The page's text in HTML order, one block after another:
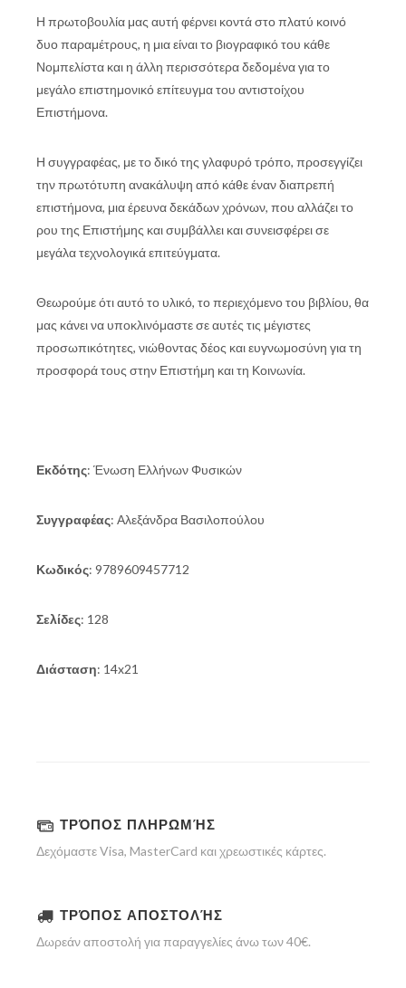
Η πρωτοβουλία μας αυτή φέρνει κοντά στο πλατύ κοινό
δυο παραμέτρους, η μια είναι το βιογραφικό του κάθε
Νομπελίστα και η άλλη περισσότερα δεδομένα για το
μεγάλο επιστημονικό επίτευγμα του αντιστοίχου
Επιστήμονα.
Η συγγραφέας, με το δικό της γλαφυρό τρόπο, προσεγγίζει
την πρωτότυπη ανακάλυψη από κάθε έναν διαπρεπή
επιστήμονα, μια έρευνα δεκάδων χρόνων, που αλλάζει το
ρου της Επιστήμης και συμβάλλει και συνεισφέρει σε
μεγάλα τεχνολογικά επιτεύγματα.
Θεωρούμε ότι αυτό το υλικό, το περιεχόμενο του βιβλίου, θα
μας κάνει να υποκλινόμαστε σε αυτές τις μέγιστες
προσωπικότητες, νιώθοντας δέος και ευγνωμοσύνη για τη
προσφορά τους στην Επιστήμη και τη Κοινωνία.
Εκδότης: Ένωση Ελλήνων Φυσικών
Συγγραφέας: Αλεξάνδρα Βασιλοπούλου
Κωδικός: 9789609457712
Σελίδες: 128
Διάσταση: 14x21
ΤΡΌΠΟΣ ΠΛΗΡΩΜΉΣ
Δεχόμαστε Visa, MasterCard και χρεωστικές κάρτες.
ΤΡΌΠΟΣ ΑΠΟΣΤΟΛΉΣ
Δωρεάν αποστολή για παραγγελίες άνω των 40€.